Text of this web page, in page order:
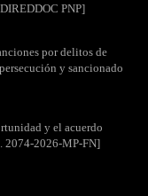
PNP]
por delitos de
y sancionado
y el acuerdo
2074-2026-MP-FN]